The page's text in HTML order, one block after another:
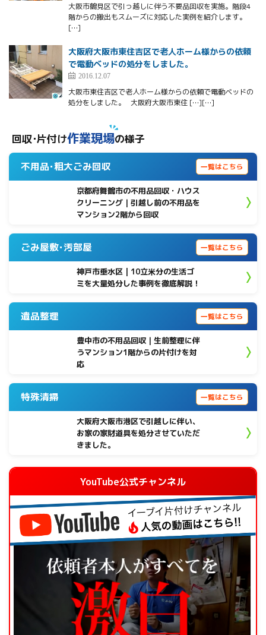
大阪市鶴見区で引っ越しに伴う不要品回収を実施。階段4
階からの搬出もスムーズに対応した実例を紹介します。
[…]
大阪府大阪市東住吉区で老人ホーム様からの依頼
で電動ベッドの処分をしました。
2016.12.07
大阪市東住吉区で老人ホーム様からの依頼で電動ベッドの
処分をしました。 大阪府大阪市東住 […][…]
回収･片付け作業現場の様子
不用品･粗大ごみ回収 一覧はこちら
京都府舞鶴市の不用品回収・ハウス
クリーニング｜引越し前の不用品を
マンション2階から回収
ごみ屋敷･汚部屋 一覧はこちら
神戸市垂水区 | 10立米分の生活ゴ
ミを大量処分した事例を徹底解説！
遺品整理 一覧はこちら
豊中市の不用品回収｜生前整理に伴
うマンション1階からの片付けを対
応
特殊清掃 一覧はこちら
大阪府大阪市港区で引越しに伴い、
お家の家財道具を処分させていただ
きました。
YouTube公式チャンネル